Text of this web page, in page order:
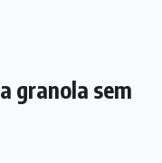
granola sem